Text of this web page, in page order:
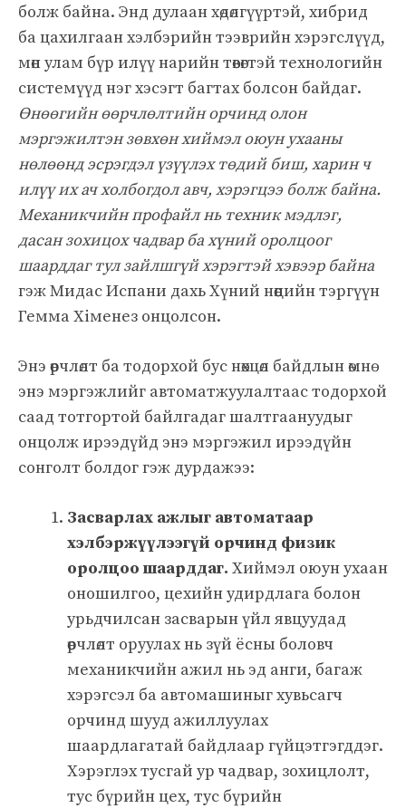
болж байна. Энд дулаан хөдөлгүүртэй, хибрид
ба цахилгаан хэлбэрийн тээврийн хэрэгслүүд,
мөн улам бүр илүү нарийн төвөгтэй технологийн
системүүд нэг хэсэгт багтах болсон байдаг.
Өнөөгийн өөрчлөлтийн орчинд олон
мэргэжилтэн зөвхөн хиймэл оюун ухааны
нөлөөнд эсрэгдэл үзүүлэх төдий биш, харин ч
илүү их ач холбогдол авч, хэрэгцээ болж байна.
Механикчийн профайл нь техник мэдлэг,
дасан зохицох чадвар ба хүний оролцоог
шаарддаг тул зайлшгүй хэрэгтэй хэвээр байна
гэж Мидас Испани дахь Хүний нөөцийн тэргүүн
Гемма Хіменез онцолсон.
Энэ өөрчлөлт ба тодорхой бус нөхцөл байдлын өмнө
энэ мэргэжлийг автоматжуулалтаас тодорхой
саад тотгортой байлгадаг шалтгаануудыг
онцолж ирээдүйд энэ мэргэжил ирээдүйн
сонголт болдог гэж дурдажээ:
Засварлах ажлыг автоматаар
хэлбэржүүлээгүй орчинд физик
оролцоо шаарддаг. Хиймэл оюун ухаан
оношилгоо, цехийн удирдлага болон
урьдчилсан засварын үйл явцуудад
өөрчлөлт оруулах нь зүй ёсны боловч
механикчийн ажил нь эд анги, багаж
хэрэгсэл ба автомашиныг хувьсагч
орчинд шууд ажиллуулах
шаардлагатай байдлаар гүйцэтгэгддэг.
Хэрэглэх тусгай ур чадвар, зохицлолт,
тус бүрийн цех, тус бүрийн